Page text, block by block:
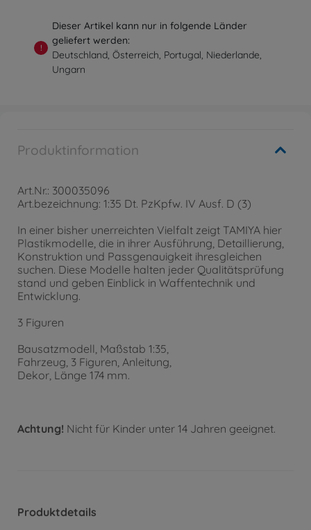
!
Dieser Artikel kann nur in folgende Länder
geliefert werden:
Deutschland, Österreich, Portugal, Niederlande,
Ungarn
Produktinformation
Art.Nr.: 300035096
Art.bezeichnung: 1:35 Dt. PzKpfw. IV Ausf. D (3)
In einer bisher unerreichten Vielfalt zeigt TAMIYA hier
Plastikmodelle, die in ihrer Ausführung, Detaillierung,
Konstruktion und Passgenauigkeit ihresgleichen
suchen. Diese Modelle halten jeder Qualitätsprüfung
stand und geben Einblick in Waffentechnik und
Entwicklung.
3 Figuren
Bausatzmodell, Maßstab 1:35,
Fahrzeug, 3 Figuren, Anleitung,
Dekor, Länge 174 mm.
Achtung! Nicht für Kinder unter 14 Jahren geeignet.
Produktdetails